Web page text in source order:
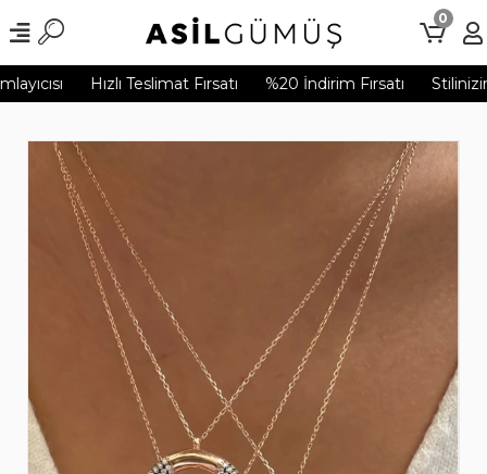
Hızlı Teslimat Fırsatı %20 İndirim Fırsatı
0